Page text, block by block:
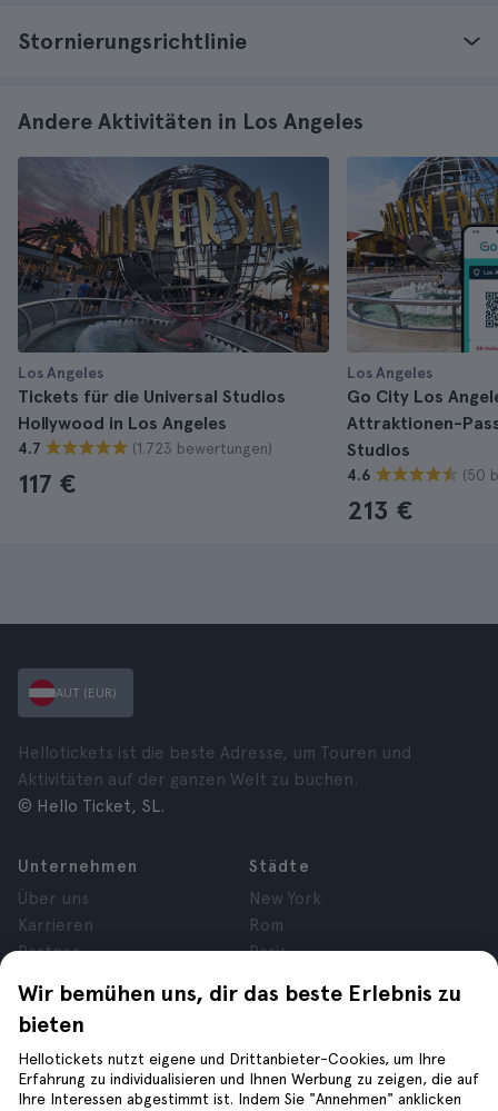
Stornierungsrichtlinie
Andere Aktivitäten in Los Angeles
Los Angeles
Tickets für die Universal Studios
Hollywood in Los Angeles
4.7 (1.723 bewertungen)
117 €
Los Angeles
Go City Los
Attraktionen-
Studios
4.6 (50
213 €
Wir bemühen uns, dir das beste Erlebnis zu
bieten
Hellotickets nutzt eigene und Drittanbieter-Cookies, um Ihre
Erfahrung zu individualisieren und Ihnen Werbung zu zeigen, die auf
Ihre Interessen abgestimmt ist. Indem Sie "Annehmen" anklicken
AUT (EUR)
Hellotickets ist die beste Adresse, um Touren und
Aktivitäten auf der ganzen Welt zu buchen.
© Hello Ticket, SL.
Unternehmen
Über uns
Karrieren
Partner
Datenschutz
Allgemeine
Geschäftsbedingungen
Rechtsberatung
Städte
New York
Rom
Paris
Granada
Teneriffa